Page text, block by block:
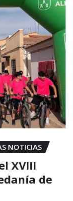
NOTICIAS
XVIII
de